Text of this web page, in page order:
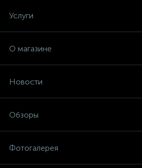
Услуги
О магазине
Новости
Обзоры
Фотогалерея